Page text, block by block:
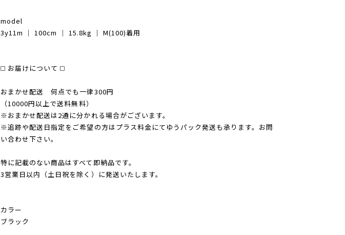
model
3y11m │ 100cm │ 15.8kg │ M(100)着用
◻️ お届けについて ◻️
おまかせ配送 何点でも一律300円
（10000円以上で送料無料）
※おまかせ配送は2通に分かれる場合がございます。
※追跡や配送日指定をご希望の方はプラス料金にてゆうパック発送も承ります。お問
い合わせ下さい。
特に記載のない商品はすべて即納品です。
3営業日以内（土日祝を除く）に発送いたします。
カラー
ブラック